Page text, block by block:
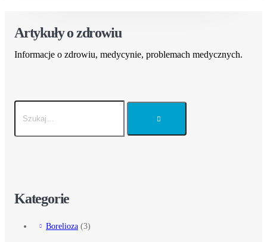
Artykuły o zdrowiu
Informacje o zdrowiu, medycynie, problemach medycznych.
Kategorie
Borelioza (3)